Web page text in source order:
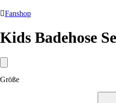
Fanshop
Kids Badehose
Größe